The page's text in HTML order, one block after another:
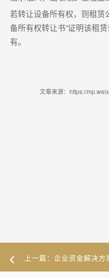
若转让设备所有权，则租赁
备所有权转让书”证明该租
有。
文章来源：https://
上一篇：企业资金解决方